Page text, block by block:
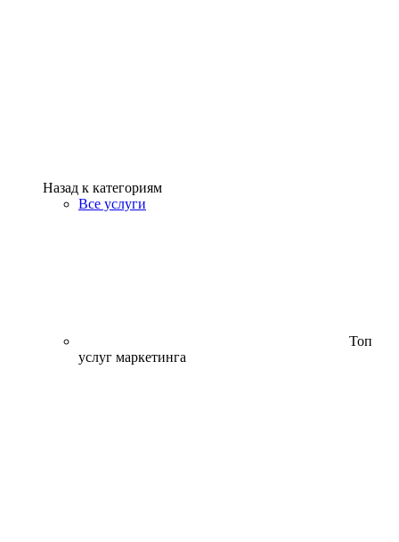
Назад к категориям
Все услуги
Топ
услуг маркетинга